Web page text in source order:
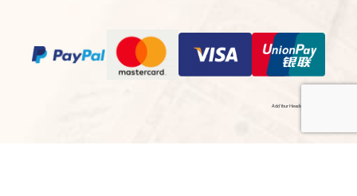
Add Your Heading Text Here